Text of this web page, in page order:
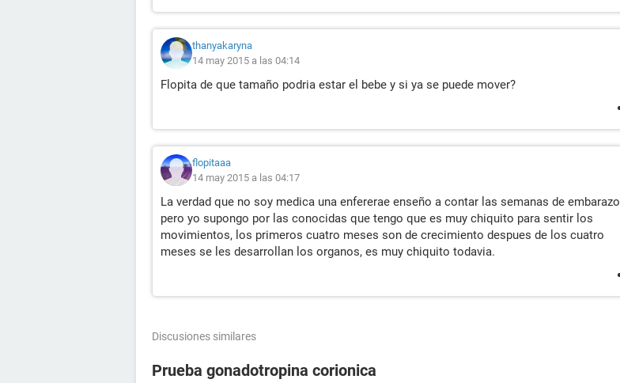
thanyakaryna
14 may 2015 a las 04:14
Flopita de que tamaño podria estar el bebe y si ya se puede mover?
flopitaaa
14 may 2015 a las 04:17
La verdad que no soy medica una enfererae enseño a contar las semanas de embarazo
pero yo supongo por las conocidas que tengo que es muy chiquito para sentir los
movimientos, los primeros cuatro meses son de crecimiento despues de los cuatro
meses se les desarrollan los organos, es muy chiquito todavia.
Discusiones similares
Prueba gonadotropina corionica